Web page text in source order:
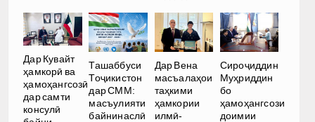
Дар Кувайт
ҳамкорӣ ва
ҳамоҳангсозӣ
дар самти
консулӣ
Ташаббуси
Тоҷикистон
дар СММ:
масъулияти
байнинаслӣ
Дар Вена
масъалаҳои
таҳкими
ҳамкории
илмӣ-
Сироҷиддин
Муҳриддин
бо
ҳамоҳангсози
доимии